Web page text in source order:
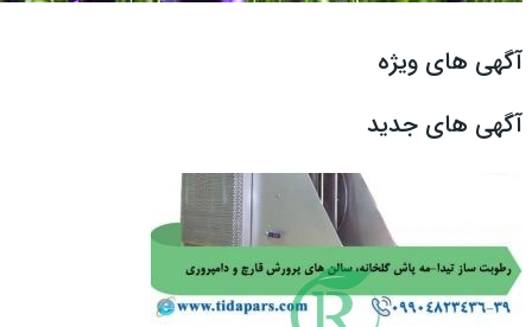
آگهی های ویژه
آگهی های جدید